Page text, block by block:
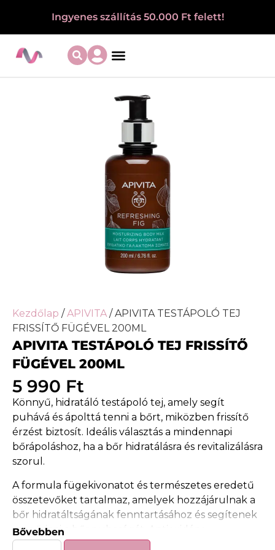
Ingyenes szállítás 50.000 Ft felett!
Kezdőlap /APIVITA / APIVITA TESTÁPOLÓ TEJ
FRISSÍTŐ FÜGÉVEL 200ML
APIVITA TESTÁPOLÓ TEJ FRISSÍTŐ
FÜGÉVEL 200ML
5 990 Ft
Könnyű, hidratáló testápoló tej, amely segít
puhává és ápolttá tenni a bőrt, miközben frissítő
érzést biztosít. Ideális választás a mindennapi
bőrápoláshoz, ha a bőr hidratálásra és revitalizálásra
szorul.
A formula fügekivonatot és természetes eredetű
összetevőket tartalmaz, amelyek hozzájárulnak a
bőr hidratáltságának fenntartásához és segítenek
megőrizni a bőr puhaságát. Antioxidáns
tulajdonságú összetevői támogatják a bőr
Bővebben